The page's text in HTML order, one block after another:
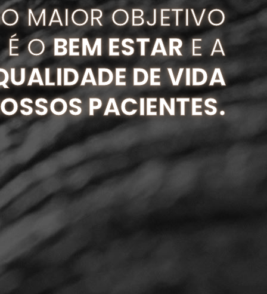
MAIOR OBJETIVO
É OBEM ESTARE A
DE VIDA
PACIENTES.